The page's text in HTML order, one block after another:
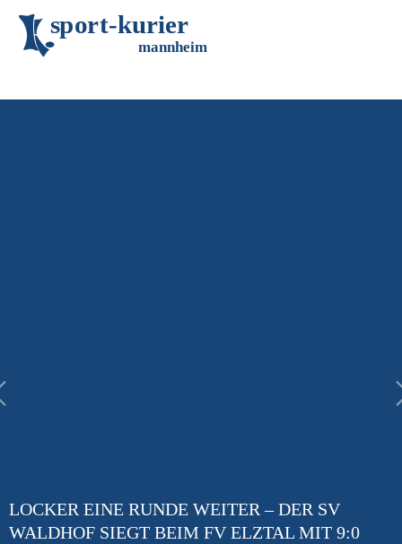
sport-kurier
mannheim
LOCKER EINE RUNDE WEITER – DER SV
WALDHOF SIEGT BEIM FV ELZTAL MIT 9:0